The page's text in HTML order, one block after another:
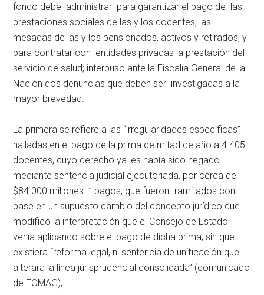
fondo debe administrar para garantizar el pago de las
prestaciones sociales de las y los docentes, las
mesadas de las y los pensionados, activos y retirados, y
para contratar con entidades privadas la prestación del
servicio de salud; interpuso ante la Fiscalía General de la
Nación dos denuncias que deben ser investigadas a la
mayor brevedad.
La primera se refiere a las “irregularidades específicas”
halladas en el pago de la prima de mitad de año a 4.405
docentes, cuyo derecho ya les había sido negado
mediante sentencia judicial ejecutoriada, por cerca de
$84.000 millones…” pagos, que fueron tramitados con
base en un supuesto cambio del concepto jurídico que
modificó la interpretación que el Consejo de Estado
venía aplicando sobre el pago de dicha prima; sin que
existiera “reforma legal, ni sentencia de unificación que
alterara la línea jurisprudencial consolidada” (comunicado
de FOMAG);